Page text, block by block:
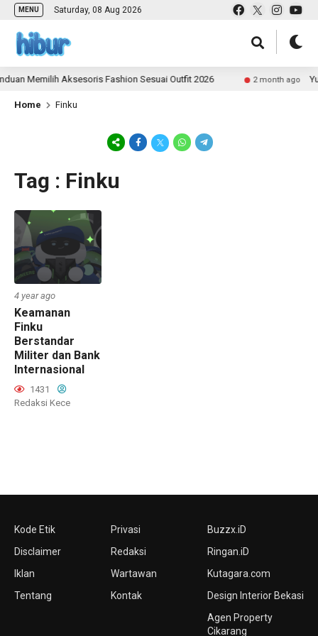
MENU Saturday, 08 Aug 2026
Memilih Aksesoris Fashion Sesuai Outfit 2026 2 month ago
Home Finku
Tag : Finku
4 year ago
Keamanan
Finku
Berstandar
Militer dan Bank
Internasional
1431
Redaksi Kece
Kode Etik
Disclaimer
Iklan
Tentang
Privasi
Redaksi
Wartawan
Kontak
Buzzx.iD
Ringan.iD
Kutagara.com
Design Interior Bekasi
Agen Property
Cikarang